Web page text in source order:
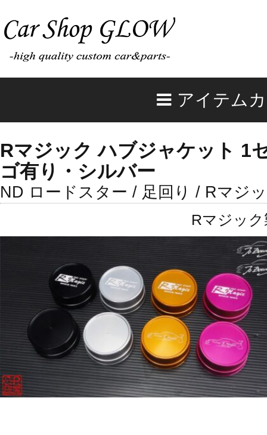
アイテム
Rマジック ハブジャケット 1
ゴ有り・シルバー
ND ロードスター / 足回り / Rマジ
Rマジッ